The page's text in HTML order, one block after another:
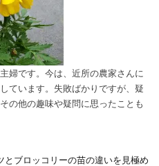
婦です。今は、近所の農家さんに
ています。失敗ばかりですが、疑
の他の趣味や疑問に思ったことも
ブロッコリーの苗の違いを見極め